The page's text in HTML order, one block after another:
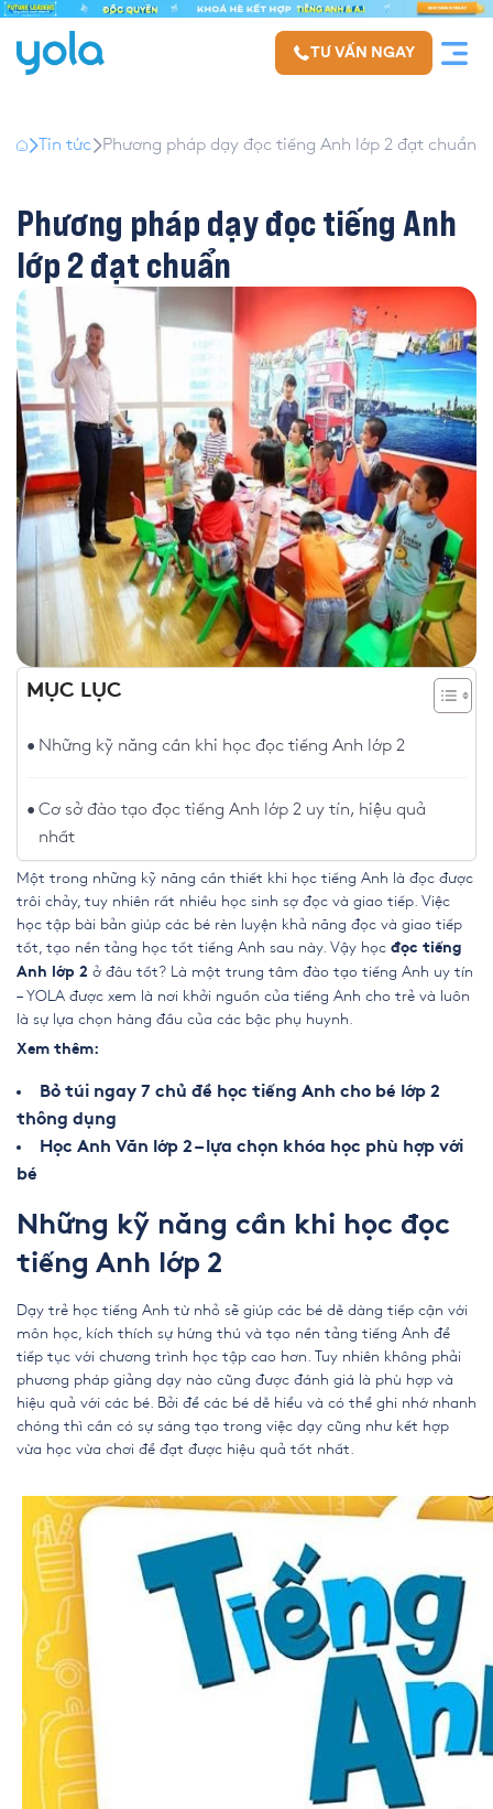
TƯ VẤN NGAY
Tin tức Phương pháp dạy đọc tiếng Anh lớp 2 đạt chuẩn
Phương pháp dạy đọc tiếng Anh
lớp 2 đạt chuẩn
MỤC LỤC
Những kỹ năng cần khi học đọc tiếng Anh lớp 2
Cơ sở đào tạo đọc tiếng Anh lớp 2 uy tín, hiệu quả
nhất
Một trong những kỹ năng cần thiết khi học tiếng Anh là đọc được
trôi chảy, tuy nhiên rất nhiều học sinh sợ đọc và giao tiếp. Việc
học tập bài bản giúp các bé rèn luyện khả năng đọc và giao tiếp
tốt, tạo nền tảng học tốt tiếng Anh sau này. Vậy học đọc tiếng
Anh lớp 2 ở đâu tốt? Là một trung tâm đào tạo tiếng Anh uy tín
– YOLA được xem là nơi khởi nguồn của tiếng Anh cho trẻ và luôn
là sự lựa chọn hàng đầu của các bậc phụ huynh.
Xem thêm:
Bỏ túi ngay 7 chủ đề học tiếng Anh cho bé lớp 2
thông dụng
Học Anh Văn lớp 2 – lựa chọn khóa học phù hợp với
bé
Những kỹ năng cần khi học đọc
tiếng Anh lớp 2
Dạy trẻ học tiếng Anh từ nhỏ sẽ giúp các bé dễ dàng tiếp cận với
môn học, kích thích sự hứng thú và tạo nền tảng tiếng Anh để
tiếp tục với chương trình học tập cao hơn. Tuy nhiên không phải
phương pháp giảng dạy nào cũng được đánh giá là phù hợp và
hiệu quả với các bé. Bởi để các bé dễ hiểu và có thể ghi nhớ nhanh
chóng thì cần có sự sáng tạo trong việc dạy cũng như kết hợp
vừa học vừa chơi để đạt được hiệu quả tốt nhất.